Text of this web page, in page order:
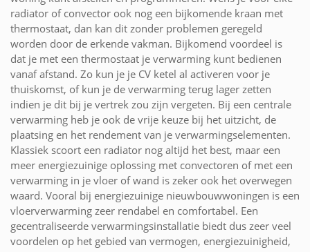
radiator of convector ook nog een bijkomende kraan met
thermostaat, dan kan dit zonder problemen geregeld
worden door de erkende vakman. Bijkomend voordeel is
dat je met een thermostaat je verwarming kunt bedienen
vanaf afstand. Zo kun je je CV ketel al activeren voor je
thuiskomst, of kun je de verwarming terug lager zetten
indien je dit bij je vertrek zou zijn vergeten. Bij een centrale
verwarming heb je ook de vrije keuze bij het uitzicht, de
plaatsing en het rendement van je verwarmingselementen.
Klassiek scoort een radiator nog altijd het best, maar een
meer energiezuinige oplossing met convectoren of met een
verwarming in je vloer of wand is zeker ook het overwegen
waard. Vooral bij energiezuinige nieuwbouwwoningen is een
vloerverwarming zeer rendabel en comfortabel. Een
gecentraliseerde verwarmingsinstallatie biedt dus zeer veel
voordelen op het gebied van vermogen, energiezuinigheid,